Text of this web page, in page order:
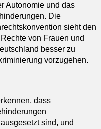
Autonomie und das
Die
sieht den
von Frauen und
besser zu
vorzugehen.
dass
sind, und